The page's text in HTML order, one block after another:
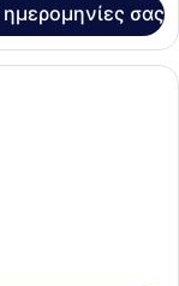
σας
ξενοδοχείου με δύο